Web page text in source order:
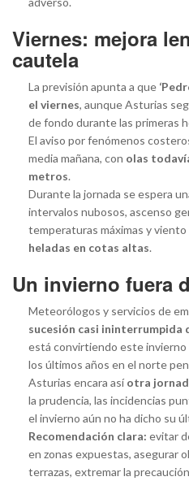
Viernes: mejora
cautela
La previsión apunta a que
el viernes, aunque Asturias
de fondo durante las primeras
El aviso por fenómenos
media mañana, con olas
metros.
Durante la jornada se espera
intervalos nubosos, ascenso
temperaturas máximas y
heladas en cotas altas.
Un invierno fuera
Meteorólogos y servicios de
sucesión casi ininterrumpida
está convirtiendo este invierno
los últimos años en el norte
Asturias encara así otra
la prudencia, las incidencias
el invierno aún no ha dicho su
Recomendación clara: evitar
en zonas expuestas, asegurar
terrazas, extremar la